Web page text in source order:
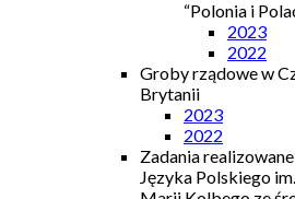
“Polonia i
2023
2022
Groby rządowe w
Brytanii
2023
2022
Zadania
Języka Polskiego